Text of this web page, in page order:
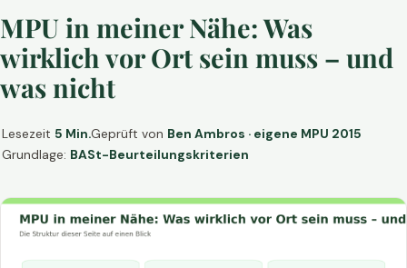
MPU in meiner Nähe: Was
wirklich vor Ort sein muss – und
was nicht
Lesezeit 5 Min.Geprüft von Ben Ambros · eigene MPU 2015
Grundlage: BASt-Beurteilungskriterien